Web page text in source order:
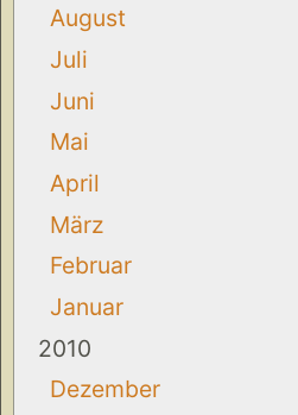
August
Juli
Juni
Mai
April
März
Februar
Januar
2010
Dezember